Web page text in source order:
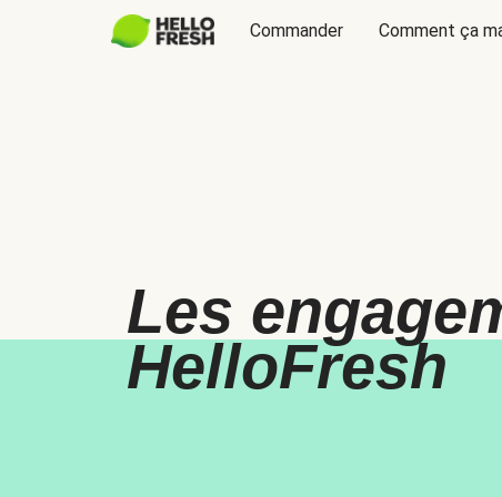
Commander Comment ça
Les
HelloFresh